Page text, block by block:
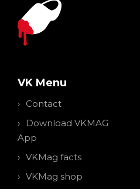
VK Menu
Contact
Download VKMAG
App
VKMag facts
VKMag shop